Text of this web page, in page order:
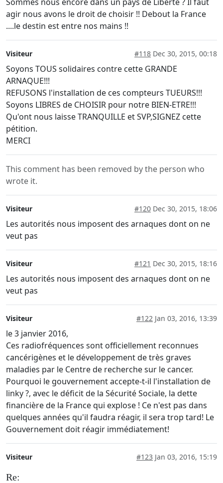
agir nous avons le droit de choisir !! Debout la France
....le destin est entre nos mains !!
Visiteur #118 Dec 30, 2015, 00:18
Soyons TOUS solidaires contre cette GRANDE
ARNAQUE!!!
REFUSONS l'installation de ces compteurs TUEURS!!!
Soyons LIBRES de CHOISIR pour notre BIEN-ETRE!!!
Qu'ont nous laisse TRANQUILLE et SVP,SIGNEZ cette
pétition.
MERCI
This comment has been removed by the person who
wrote it.
Visiteur #120 Dec 30, 2015, 18:06
Les autorités nous imposent des arnaques dont on ne
veut pas
Visiteur #121 Dec 30, 2015, 18:16
Les autorités nous imposent des arnaques dont on ne
veut pas
Visiteur #122 Jan 03, 2016, 13:39
le 3 janvier 2016,
Ces radiofréquences sont officiellement reconnues
cancérigènes et le développement de très graves
maladies par le Centre de recherche sur le cancer.
Pourquoi le gouvernement accepte-t-il l'installation de
linky ?, avec le déficit de la Sécurité Sociale, la dette
financière de la France qui explose ! Ce n'est pas dans
quelques années qu'il faudra réagir, il sera trop tard! Le
Gouvernement doit réagir immédiatement!
Visiteur #123 Jan 03, 2016, 15:19
Re: